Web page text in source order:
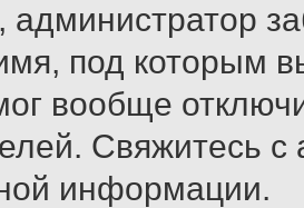
под которым
вообще
Свяжитесь
информации.